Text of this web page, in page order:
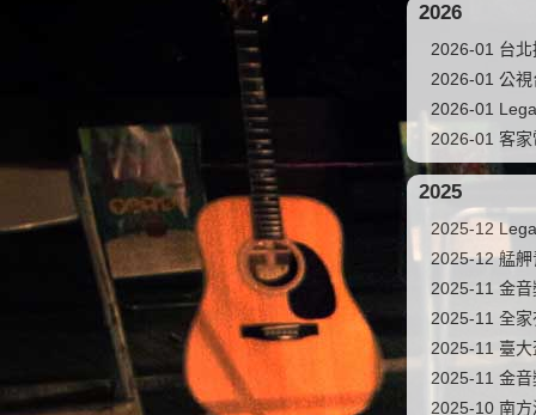
2026
2026-01 台
2026-01 公視
2026-01
2026-01 客
2025
2025-12
2025-12 艋舺
2025-11 金音
2025-11 全
2025-11 臺
2025-11 金音
2025-10 南